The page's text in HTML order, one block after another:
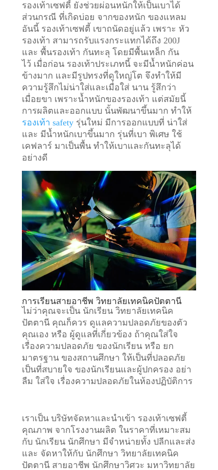
รองเท้าเซฟตี้ ยังช่วยผ่อนหนักให้เป็นเบาได้
ส่วนกรณี ที่เกิดบ่อย จากของหนัก ของแหลม
อันนี้ รองเท้าเซฟตี้ เขาถนัดอยู่แล้ว เพราะ หัว
รองเท้า สามารถรับแรงกระแทกได้ถึง 200J
และ พื้นรองเท้า กันทะลุ โดยมีพื้นเหล็ก กัน
ไว้ เมื่อก่อน รองเท้าประเภทนี้ จะมีน้ำหนักค่อน
ข้างมาก และมีรูปทรงที่ดูใหญ่โต จึงทำให้มี
ความรู้สึกไม่น่าใส่และเมื่อใส่ นาน รู้สึกว่า
เมื่อยขา เพราะน้ำหนักของรองเท้า แต่สมัยนี้
การผลิตและออกแบบ นั้นพัฒนาขึ้นมาก ทำให้
รองเท้า safetyรุ่นใหม่ มีการออกแบบที่ น่าใส่
และ มีน้ำหนักเบาขึ้นมาก รุ่นที่เบา พิเศษ ใช้
เคฟลาร์ มาเป็นพื้น ทำให้เบาและกันทะลุได้
อย่างดี
การเรียนสายอาชีพ วิทยาลัยเทคนิคปัตตานี
ไม่ว่าคุณจะเป็น นักเรียน วิทยาลัยเทคนิค
ปัตตานี คุณก็ควร ดูแลความปลอดภัยของตัว
คุณเอง หรือ ผู้ดูแลที่เกี่ยวข้อง ถ้าคุณใส่ใจ
เรื่องความปลอดภัย ของนักเรียน หรือ ยก
มาตรฐาน ของสถานศึกษา ให้เป็นที่ปลอดภัย
เป็นที่สบายใจ ของนักเรียนและผู้ปกครอง อย่า
ลืม ใส่ใจ เรื่องความปลอดภัยในห้องปฏิบัติการ
เราเป็น บริษัทจัดหาและนำเข้า รองเท้าเซฟตี้
คุณภาพ จากโรงงานผลิต ในราคาที่เหมาะสม
กับ นักเรียน นักศึกษา มีจำหน่ายทั้ง ปลีกและส่ง
และ จัดหาให้กับ นักศึกษา วิทยาลัยเทคนิค
ปัตตานี สายอาชีพ นักศึกษาวิศวะ มหาวิทยาลัย